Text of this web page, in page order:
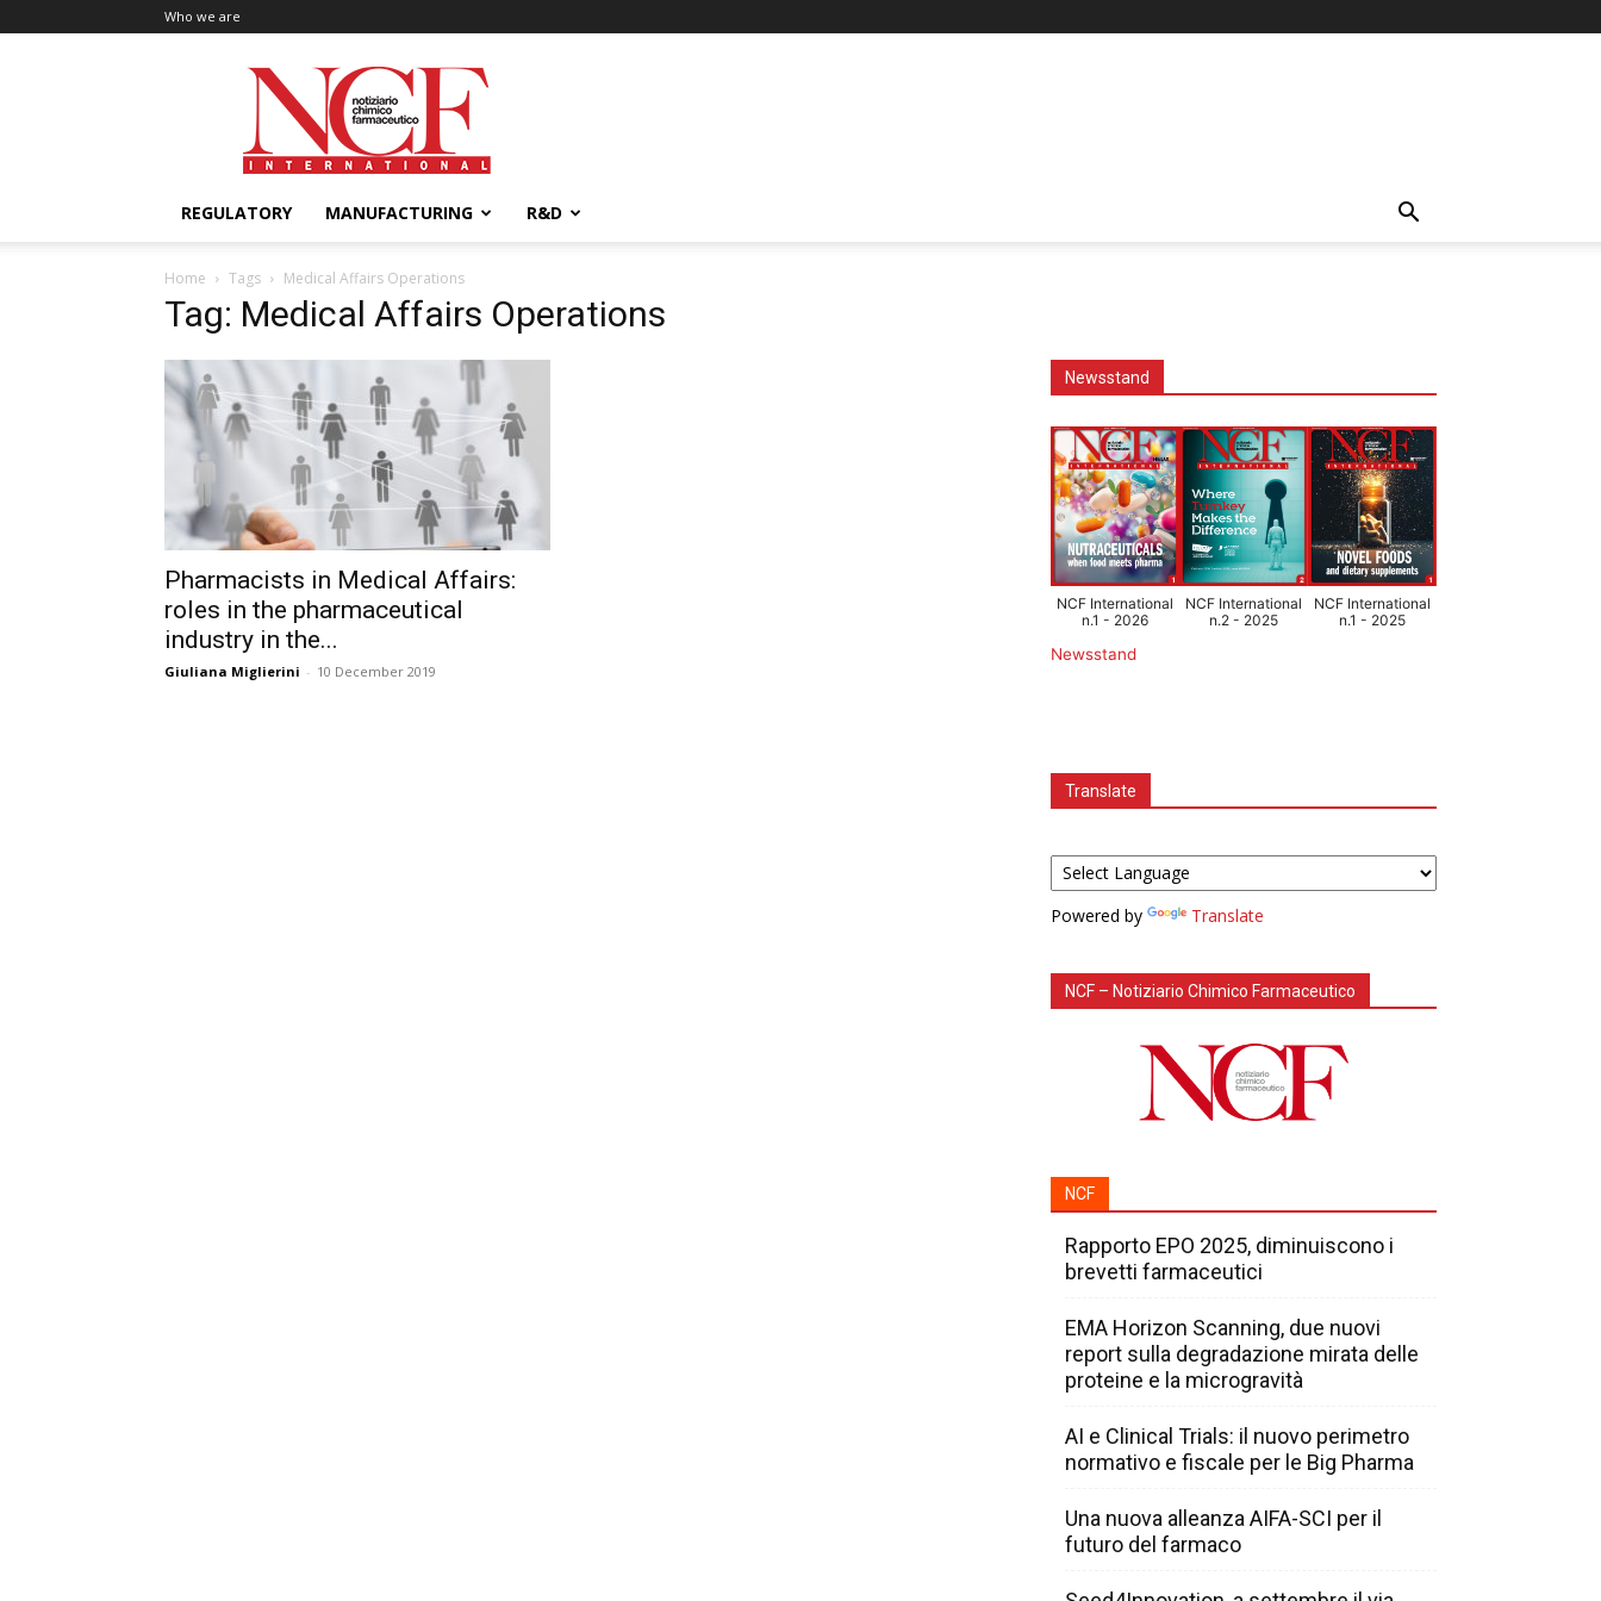
Who we are
NCF
International
REGULATORY MANUFACTURING R&D
Home Tags Medical Affairs Operations
Tag: Medical Affairs Operations
Pharmacists in Medical Affairs:
roles in the pharmaceutical
industry in the...
Giuliana Miglierini - 10 December 2019
Newsstand
NCF International
n.1 - 2026
NCF International
n.2 - 2025
NCF International
n.1 - 2025
Newsstand
Translate
Powered by Translate
NCF – Notiziario Chimico Farmaceutico
NCF
Rapporto EPO 2025, diminuiscono i
brevetti farmaceutici
EMA Horizon Scanning, due nuovi
report sulla degradazione mirata delle
proteine e la microgravità
AI e Clinical Trials: il nuovo perimetro
normativo e fiscale per le Big Pharma
Una nuova alleanza AIFA-SCI per il
futuro del farmaco